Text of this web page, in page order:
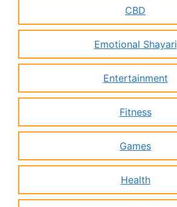
CBD
Emotional Shayari
Entertainment
Fitness
Games
Health